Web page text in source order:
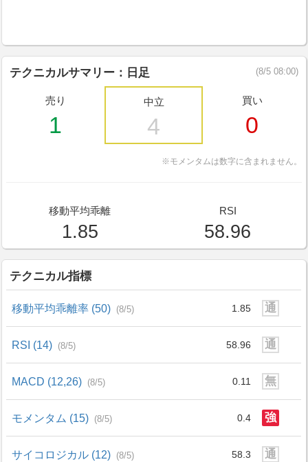
テクニカルサマリー：日足 (8/5 08:00)
売り
1
中立
4
買い
0
※モメンタムは数字に含まれません。
移動平均乖離
1.85
RSI
58.96
テクニカル指標
移動平均乖離率 (50) (8/5) 1.85 通
RSI (14) (8/5) 58.96 通
MACD (12,26) (8/5) 0.11 無
モメンタム (15) (8/5) 0.4 強
サイコロジカル (12) (8/5) 58.3 通